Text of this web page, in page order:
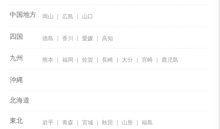
中国地方 岡山 広島 山口
四国 徳島 香川 愛媛 高知
九州 熊本 福岡 佐賀 長崎 大分 宮崎 鹿児島
沖縄
北海道
東北 岩手 青森 宮城 秋田 山形 福島